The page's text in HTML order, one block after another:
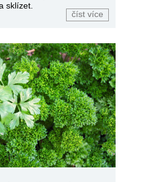
sklízet.
číst více